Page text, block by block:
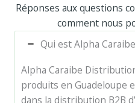
Réponses aux questions
comment nous
Qui est Alpha
Alpha Caraibe
produits en Guadeloupe
dans la distribution B2B